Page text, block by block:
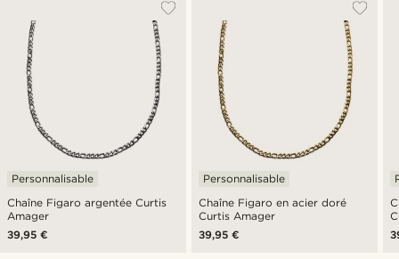
Chaîne Figaro argentée Curtis
Amager
Personnalisable
39,95 €
Chaîne Figaro en acier doré
Curtis Amager
Personnalisable
39,95 €